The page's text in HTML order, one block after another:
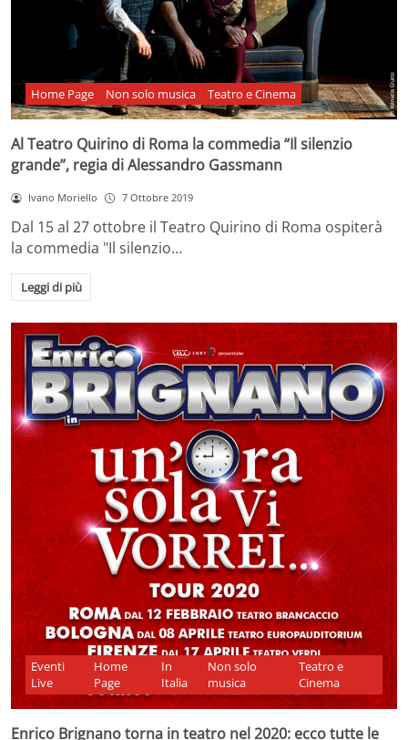
Home Page Non solo musica Teatro e Cinema
Al Teatro Quirino di Roma la commedia “Il silenzio
grande”, regia di Alessandro Gassmann
Ivano Moriello 7 Ottobre 2019
Dal 15 al 27 ottobre il Teatro Quirino di Roma ospiterà
la commedia "Il silenzio…
Leggi di più
Eventi
Live
Home
Page
In
Italia
Non solo
musica
Teatro e
Cinema
Enrico Brignano torna in teatro nel 2020: ecco tutte le